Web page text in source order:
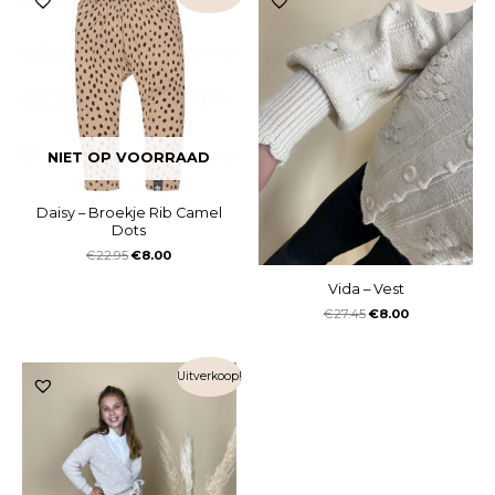
NIET OP VOORRAAD
Daisy – Broekje Rib Camel
Dots
€22.95 €8.00
Vida – Vest
€27.45 €8.00
Uitverkoop!